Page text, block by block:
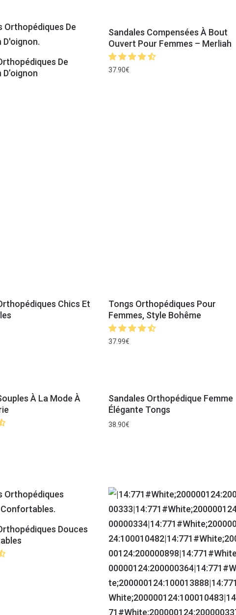
De
Sandales Compensées À Bout
Ouvert Pour Femmes – Merliah
37.90€
Chics Et
Tongs Orthopédiques Pour
Femmes, Style Bohême
37.99€
À La Mode À
Sandales Orthopédique Femme
Élégante Tongs
38.90€
Douces